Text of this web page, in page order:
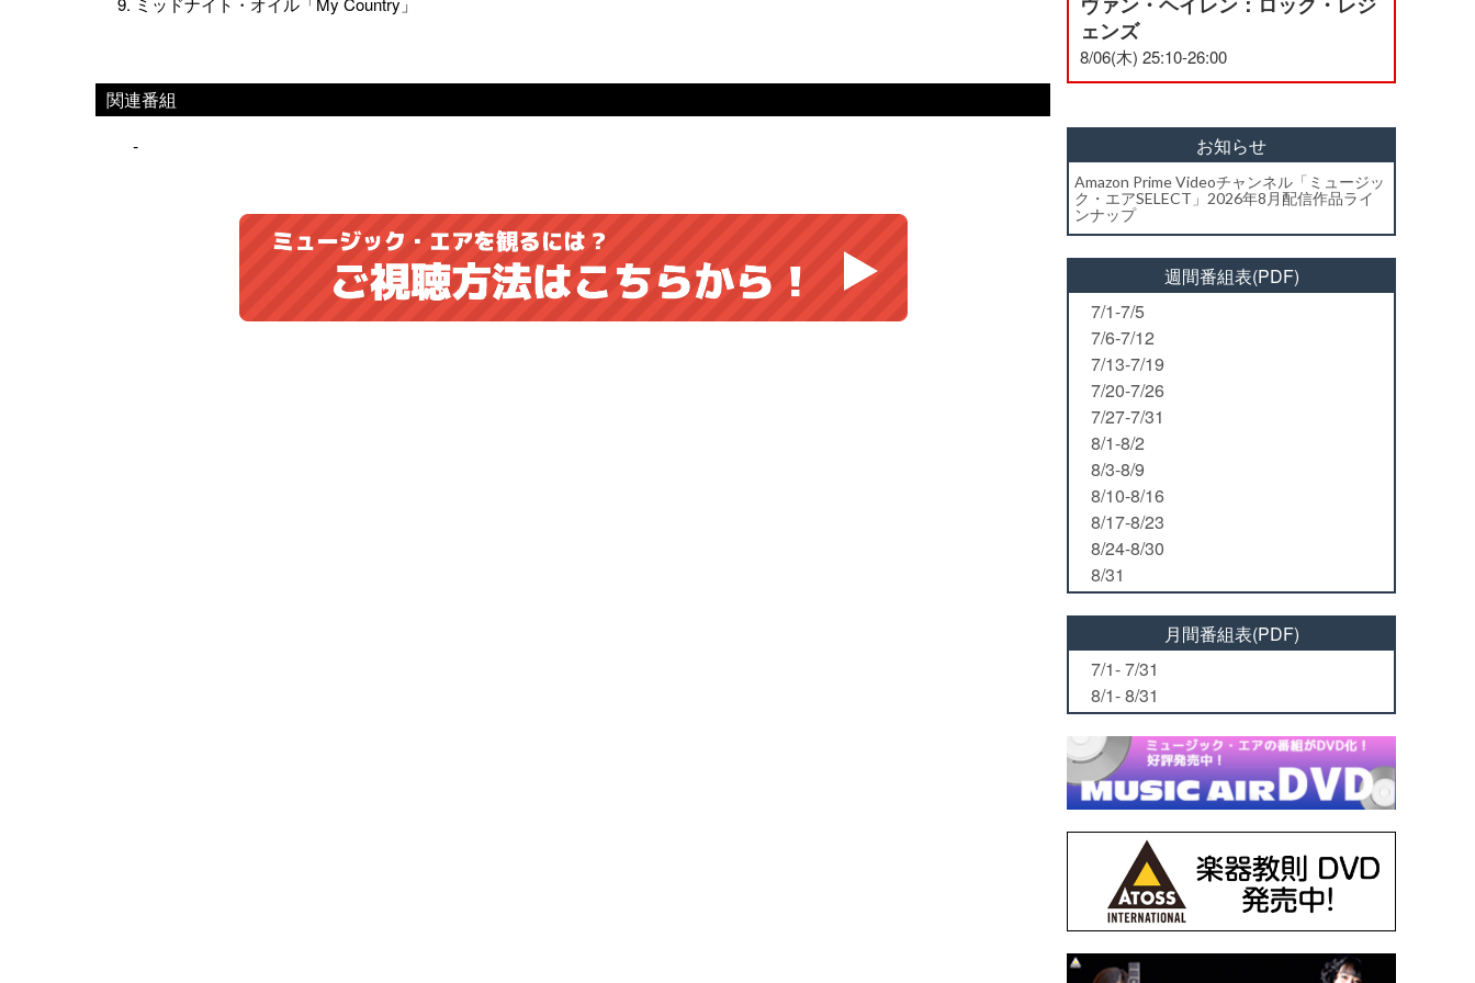
関連番組
-
ェンズ
8/06(木) 25:10-26:00
お知らせ
Amazon Prime Videoチャンネル「ミュージッ
ク・エアSELECT」2026年8月配信作品ライ
ンナップ
週間番組表(PDF)
7/1-7/5
7/6-7/12
7/13-7/19
7/20-7/26
7/27-7/31
8/1-8/2
8/3-8/9
8/10-8/16
8/17-8/23
8/24-8/30
8/31
月間番組表(PDF)
7/1- 7/31
8/1- 8/31